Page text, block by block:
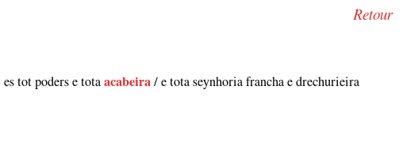
Retour
es tot poders e totaacabeira / e tota seynhoria francha e drechurieira